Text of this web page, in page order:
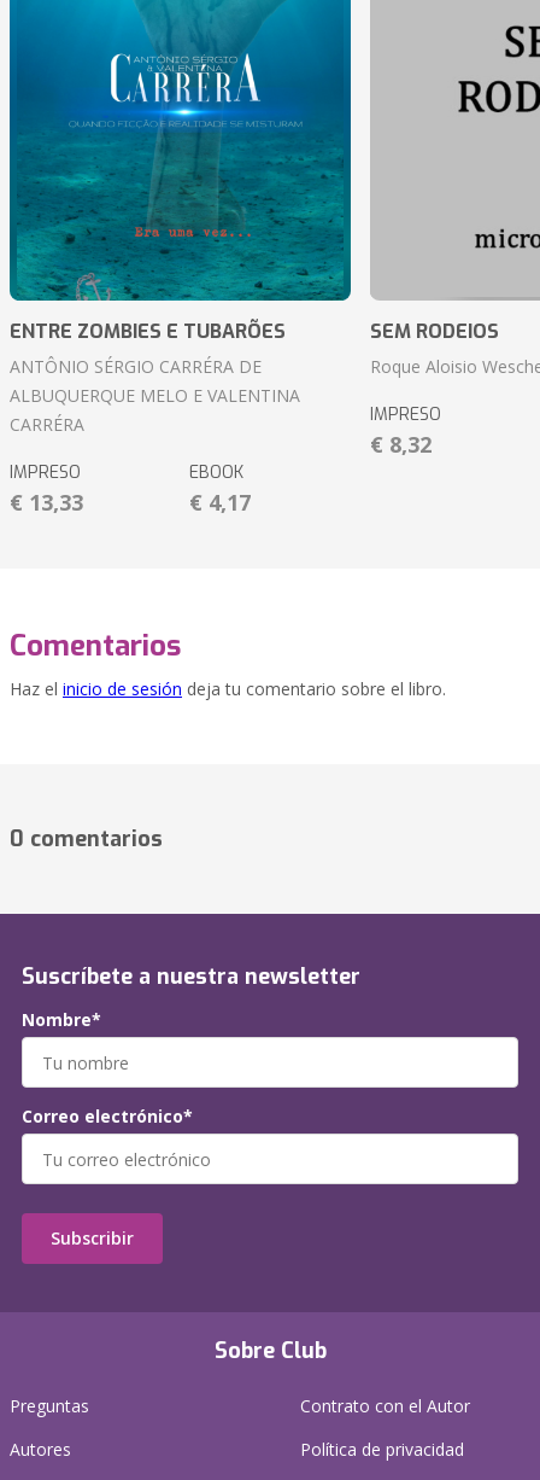
ENTRE ZOMBIES E TUBARÕES
ANTÔNIO SÉRGIO CARRÉRA DE
ALBUQUERQUE MELO E VALENTINA
CARRÉRA
IMPRESO
€ 13,33
EBOOK
€ 4,17
SEM RODEIOS
Roque Aloisio
IMPRESO
€ 8,32
Comentarios
Haz el inicio de sesión deja tu comentario sobre el libro.
0 comentarios
Sobre Club
Preguntas
Autores
Contrato con el Autor
Política de privacidad
Suscríbete a nuestra newsletter
Nombre*
Correo electrónico*
Subscribir